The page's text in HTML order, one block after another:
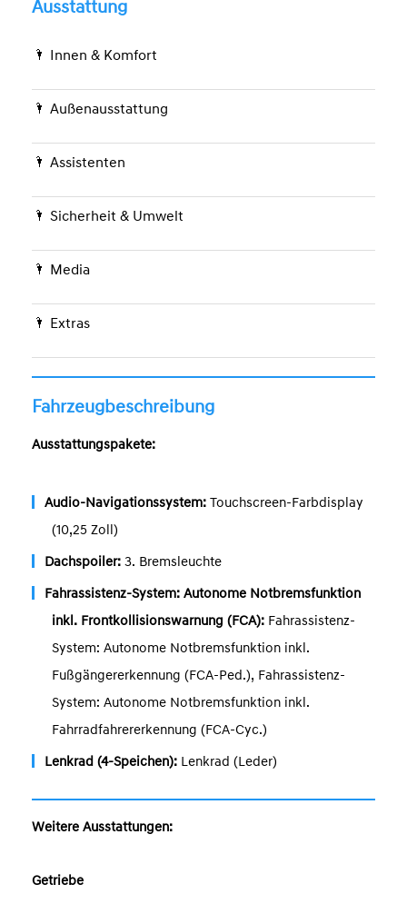
Ausstattung
Innen & Komfort
Außenausstattung
Assistenten
Sicherheit & Umwelt
Media
Extras
Fahrzeugbeschreibung
Ausstattungspakete:
Audio-Navigationssystem: Touchscreen-Farbdisplay
(10,25 Zoll)
Dachspoiler: 3. Bremsleuchte
Fahrassistenz-System: Autonome Notbremsfunktion
inkl. Frontkollisionswarnung (FCA): Fahrassistenz-
System: Autonome Notbremsfunktion inkl.
Fußgängererkennung (FCA-Ped.), Fahrassistenz-
System: Autonome Notbremsfunktion inkl.
Fahrradfahrererkennung (FCA-Cyc.)
Lenkrad (4-Speichen): Lenkrad (Leder)
Weitere Ausstattungen:
Getriebe